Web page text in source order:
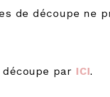
de découpe ne
par ICI.